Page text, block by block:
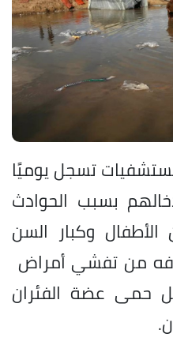
تسجل يوميًا
بسبب الحوادث
الأطفال وكبار السن
من تفشي أمراض
حمى عضة الفئران